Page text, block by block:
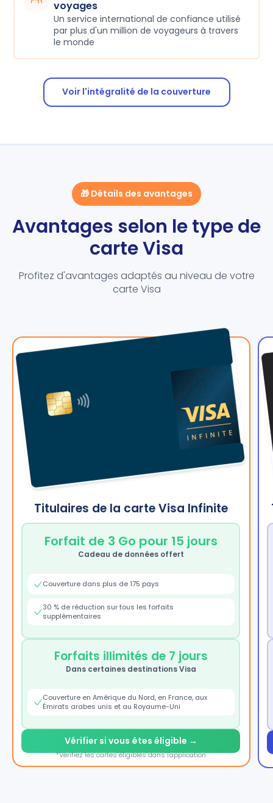
voyages
Un service international de confiance utilisé
par plus d'un million de voyageurs à travers
le monde
Voir l'intégralité de la couverture
🎁 Détails des avantages
Avantages selon le type de
carte Visa
Profitez d'avantages adaptés au niveau de votre
carte Visa
Titulaires de la carte Visa Infinite
Forfait de 3 Go pour 15 jours
Cadeau de données offert
Couverture dans plus de 175 pays
30 % de réduction sur tous les forfaits
supplémentaires
Forfaits illimités de 7 jours
Dans certaines destinations Visa
Couverture en Amérique du Nord, en France, aux
Émirats arabes unis et au Royaume-Uni
Vérifier si vous êtes éligible →
*Vérifiez les cartes éligibles dans l'application